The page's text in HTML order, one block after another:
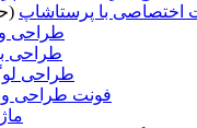
اختصاصی با پرستاشاپ
طراحی
طراحی
طراحی
فونت طراحی